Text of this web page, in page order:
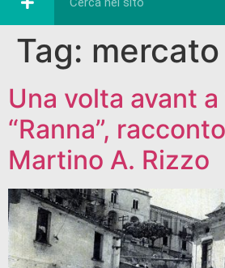
Tag: mercato
Una volta avant a
“Ranna”,
Martino A. Rizzo